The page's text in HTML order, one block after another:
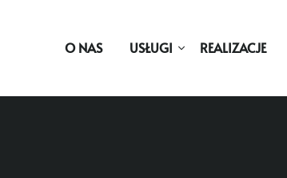
O NAS USŁUGI REALIZACJE